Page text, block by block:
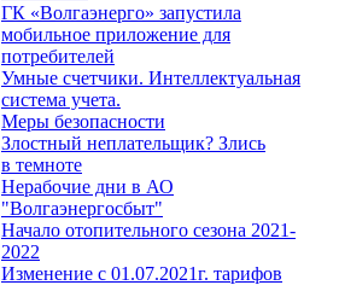
ГК «Волгаэнерго» запустила
мобильное приложение для
потребителей
Умные счетчики. Интеллектуальная
система учета.
Меры безопасности
Злостный неплательщик? Злись
в темноте
Нерабочие дни в АО
"Волгаэнергосбыт"
Начало отопительного сезона 2021-
2022
Изменение с 01.07.2021г. тарифов